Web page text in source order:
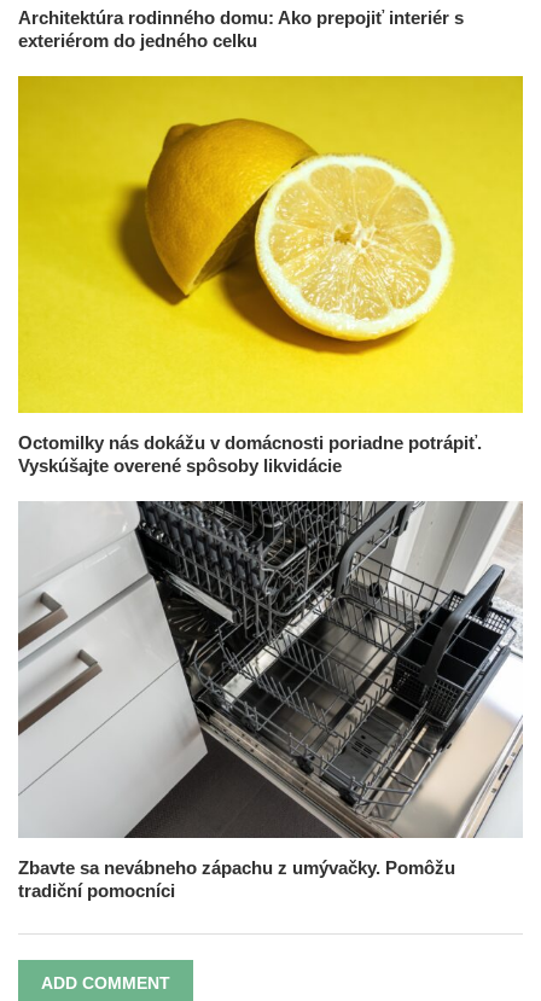
Architektúra rodinného domu: Ako prepojiť interiér s
exteriérom do jedného celku
Octomilky nás dokážu v domácnosti poriadne potrápiť.
Vyskúšajte overené spôsoby likvidácie
Zbavte sa nevábneho zápachu z umývačky. Pomôžu
tradiční pomocníci
ADD COMMENT